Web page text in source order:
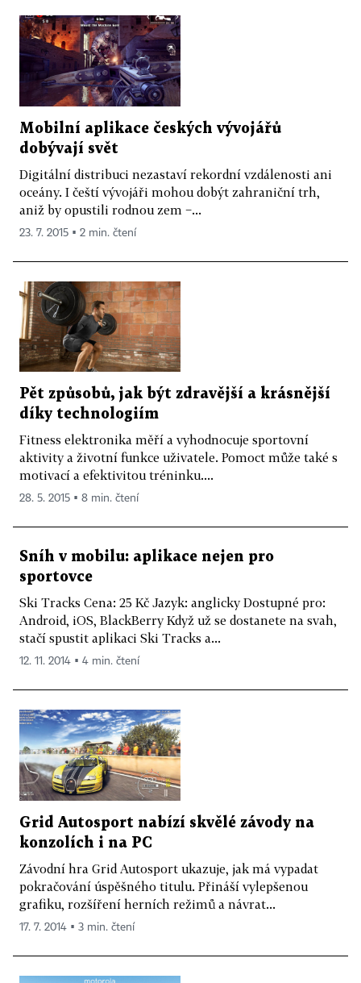
Mobilní aplikace českých vývojářů
dobývají svět
Digitální distribuci nezastaví rekordní vzdálenosti ani
oceány. I čeští vývojáři mohou dobýt zahraniční trh,
aniž by opustili rodnou zem −...
23. 7. 2015 ▪ 2 min. čtení
Pět způsobů, jak být zdravější a krásnější
díky technologiím
Fitness elektronika měří a vyhodnocuje sportovní
aktivity a životní funkce uživatele. Pomoct může také s
motivací a efektivitou tréninku....
28. 5. 2015 ▪ 8 min. čtení
Sníh v mobilu: aplikace nejen pro
sportovce
Ski Tracks Cena: 25 Kč Jazyk: anglicky Dostupné pro:
Android, iOS, BlackBerry Když už se dostanete na svah,
stačí spustit aplikaci Ski Tracks a...
12. 11. 2014 ▪ 4 min. čtení
Grid Autosport nabízí skvělé závody na
konzolích i na PC
Závodní hra Grid Autosport ukazuje, jak má vypadat
pokračování úspěšného titulu. Přináší vylepšenou
grafiku, rozšíření herních režimů a návrat...
17. 7. 2014 ▪ 3 min. čtení